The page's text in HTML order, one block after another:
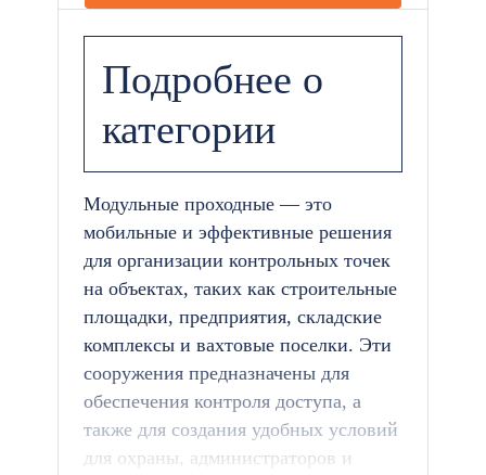
Подробнее о
категории
Модульные проходные — это
мобильные и эффективные решения
для организации контрольных точек
на объектах, таких как строительные
площадки, предприятия, складские
комплексы и вахтовые поселки. Эти
сооружения предназначены для
обеспечения контроля доступа, а
также для создания удобных условий
для охраны, администраторов и